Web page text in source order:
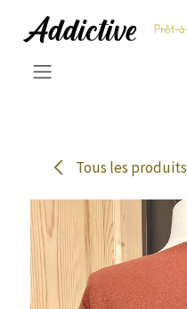
Tous les produits